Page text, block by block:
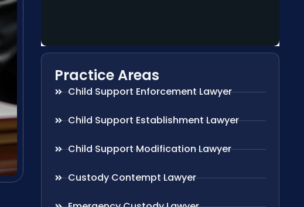
Practice Areas
Child Support Enforcement Lawyer
Child Support Establishment Lawyer
Child Support Modification Lawyer
Custody Contempt Lawyer